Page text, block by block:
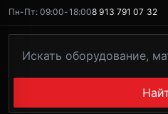
Пн-Пт: 09:00-18:008 913 791 07 32